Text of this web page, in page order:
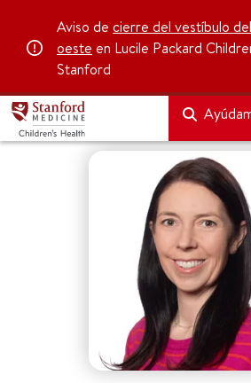
Aviso de cierre del vestíbulo
oeste en Lucile Packard
Stanford